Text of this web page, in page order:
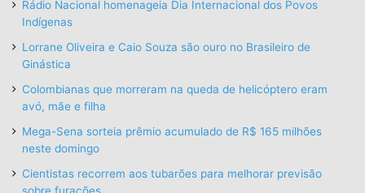
Rádio Nacional homenageia Dia Internacional dos Povos
Indígenas
Lorrane Oliveira e Caio Souza são ouro no Brasileiro de
Ginástica
Colombianas que morreram na queda de helicóptero eram
avó, mãe e filha
Mega-Sena sorteia prêmio acumulado de R$ 165 milhões
neste domingo
Cientistas recorrem aos tubarões para melhorar previsão
sobre furacões